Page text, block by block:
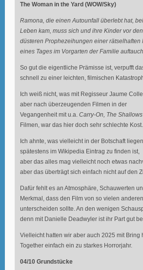
The Woman in the Yard (WOW/Sky)
Ramona, die einen Autounfall überlebt hat,
Leben kam, muss sich und ihre Kinder vor den
düsteren Prophezeihungen einer rätselhaften
eines Tages im Vorgarten der Familie
So gut die eigentliche Prämisse ist, verpufft
schnell zu einer leichten, filmischen
Ich weiß nicht, was mit Regisseur Jaume
aber nach überzeugenden Filmen in der
Vegangenheit mit u.a. Carry-On, The Shallows
Filmen, war das hier doch sehr schlechte Kost.
Ich ahnte, was vielleicht in der Botschaft
spätestens im Wikipedia Eintrag zu finden ist,
aber das alles mag vielleicht noch etwas
aber das überträgt sich einfach nicht auf den
Dafür fehlt es an Atmosphäre, Schauwerten
Merkmal, dass den Film von so vielen
unterscheiden sollte. An den wenigen
denn mit Danielle Deadwyler ist ihr Part gut
Vielleicht hatten wir aber auch 2025 mit Bring
Together einfach ein zu starkes Horrorjahr.
04/10 Grundstücke